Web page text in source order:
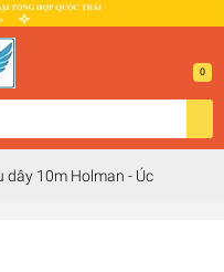
0
10m Holman - Úc